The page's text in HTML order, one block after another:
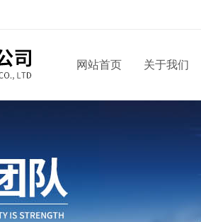
网站首页 关于我们